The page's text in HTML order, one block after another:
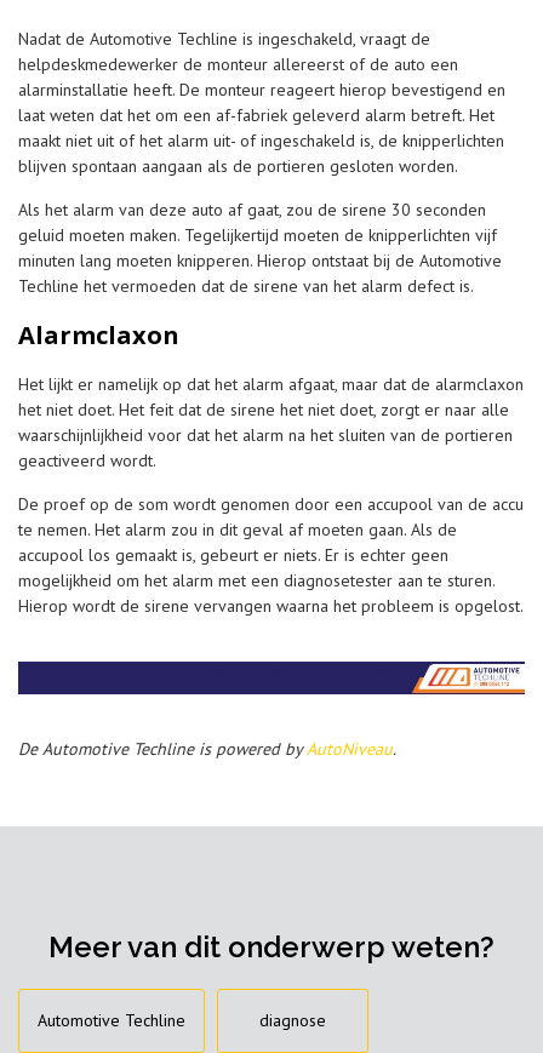
Nadat de Automotive Techline is ingeschakeld, vraagt de
helpdeskmedewerker de monteur allereerst of de auto een
alarminstallatie heeft. De monteur reageert hierop bevestigend en
laat weten dat het om een af-fabriek geleverd alarm betreft. Het
maakt niet uit of het alarm uit- of ingeschakeld is, de knipperlichten
blijven spontaan aangaan als de portieren gesloten worden.
Als het alarm van deze auto af gaat, zou de sirene 30 seconden
geluid moeten maken. Tegelijkertijd moeten de knipperlichten vijf
minuten lang moeten knipperen. Hierop ontstaat bij de Automotive
Techline het vermoeden dat de sirene van het alarm defect is.
Alarmclaxon
Het lijkt er namelijk op dat het alarm afgaat, maar dat de alarmclaxon
het niet doet. Het feit dat de sirene het niet doet, zorgt er naar alle
waarschijnlijkheid voor dat het alarm na het sluiten van de portieren
geactiveerd wordt.
De proef op de som wordt genomen door een accupool van de accu
te nemen. Het alarm zou in dit geval af moeten gaan. Als de
accupool los gemaakt is, gebeurt er niets. Er is echter geen
mogelijkheid om het alarm met een diagnosetester aan te sturen.
Hierop wordt de sirene vervangen waarna het probleem is opgelost.
De Automotive Techline is powered byAutoNiveau.
Meer van dit onderwerp weten?
Automotive Techline diagnose